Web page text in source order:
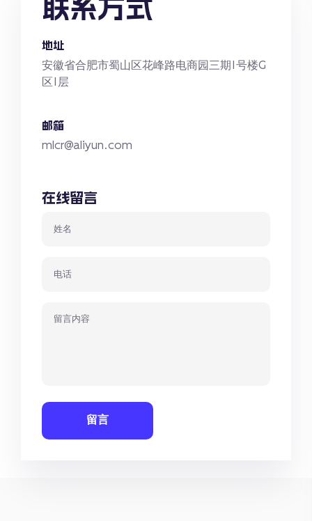
联系方式
地址
安徽省合肥市蜀山区花峰路电商园三期1号楼G
区1层
邮箱
mlcr@aliyun.com
在线留言
留言